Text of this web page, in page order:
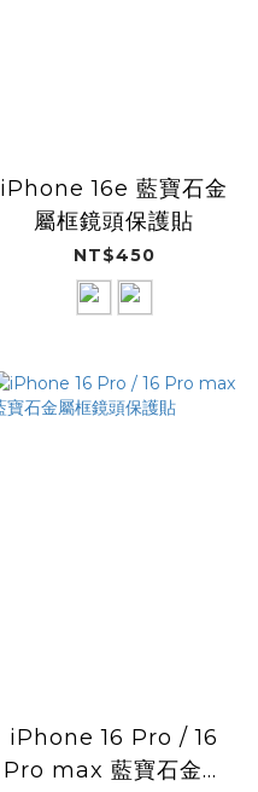
iPhone 16e 藍寶石金
屬框鏡頭保護貼
NT$450
iPhone 16 Pro / 16
Pro max 藍寶石金屬